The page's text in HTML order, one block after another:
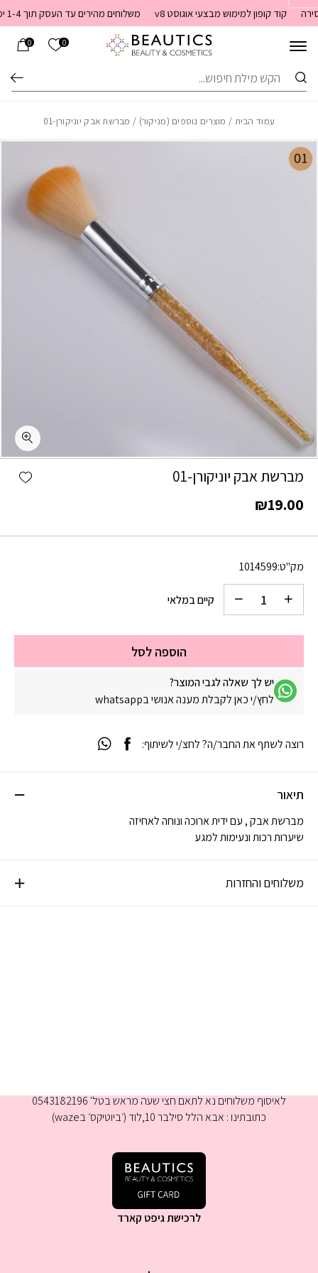
Skip to Content
קוד קופון למימוש מבצעי אוגוסט v8 משלוחים מהירים עד העסק תוך 1-4 ימי עסקים. משלוחים חינם מעל 399 שקלים חדש באתר! ניתן לשלם במזומן לשליח בעת המסירה
0 הרשימה
0
חיפוש
עמוד הבית / מוצרים נוספים (מניקור) / מברשת אבק יוניקורן-01
מברשת אבק יוניקורן-01
₪19.00
מק"ט:1014599
קיים במלאי
הוספה לסל
יש לך שאלה לגבי המוצר?
לחץ/י כאן לקבלת מענה אנושי בwhatsapp
תיאור
מברשת אבק , עם ידית ארוכה ונוחה לאחיזה
שיערות רכות ונעימות למגע
משלוחים והחזרות
רוצה לשתף את החבר/ה? לחצ/י לשיתוף:
לאיסוף משלוחים נא לתאם חצי שעה מראש בטל' 0543182196
כתובתינו : אבא הלל סילבר 10,לוד (׳ביוטיקס׳ בwaze)
לרכישת גיפט קארד
בחזרה למעלה